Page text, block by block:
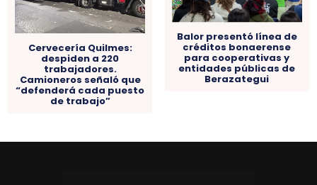
Cervecería Quilmes:
despiden a 220
trabajadores.
Camioneros señaló que
“defenderá cada puesto
de trabajo”
Balor presentó línea de
créditos bonaerense
para cooperativas y
entidades públicas de
Berazategui